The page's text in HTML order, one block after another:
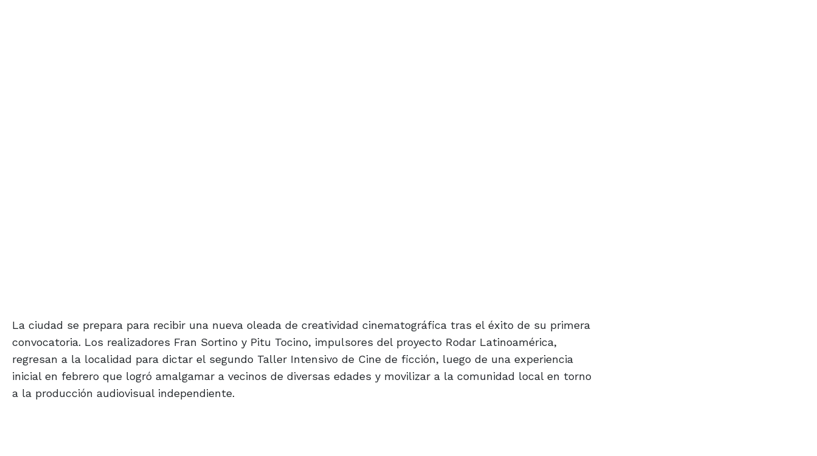
La ciudad se prepara para recibir una nueva oleada de creatividad cinematográfica tras el éxito de su primera
convocatoria. Los realizadores Fran Sortino y Pitu Tocino, impulsores del proyecto Rodar Latinoamérica,
regresan a la localidad para dictar el segundo Taller Intensivo de Cine de ficción, luego de una experiencia
inicial en febrero que logró amalgamar a vecinos de diversas edades y movilizar a la comunidad local en torno
a la producción audiovisual independiente.